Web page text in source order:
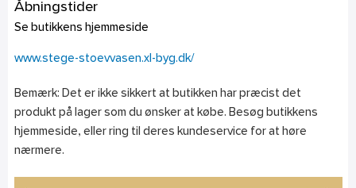
Åbningstider
Se butikkens hjemmeside
www.stege-stoevvasen.xl-byg.dk/
Bemærk: Det er ikke sikkert at butikken har præcist det
produkt på lager som du ønsker at købe. Besøg butikkens
hjemmeside, eller ring til deres kundeservice for at høre
nærmere.